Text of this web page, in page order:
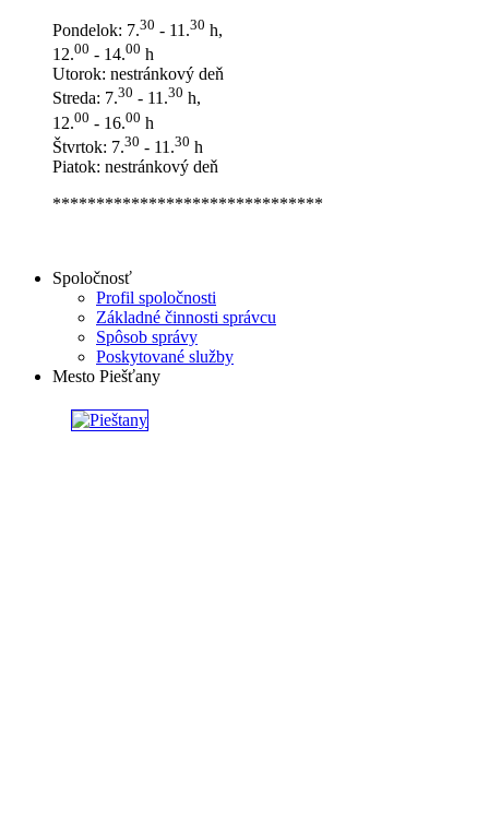
Pondelok: 7.30 - 11.30 h,
12.00 - 14.00 h
Utorok: nestránkový deň
Streda: 7.30 - 11.30 h,
12.00 - 16.00 h
Štvrtok: 7.30 - 11.30 h
Piatok: nestránkový deň
*******************************
Spoločnosť
Profil spoločnosti
Základné činnosti správcu
Spôsob správy
Poskytované služby
Mesto Piešťany